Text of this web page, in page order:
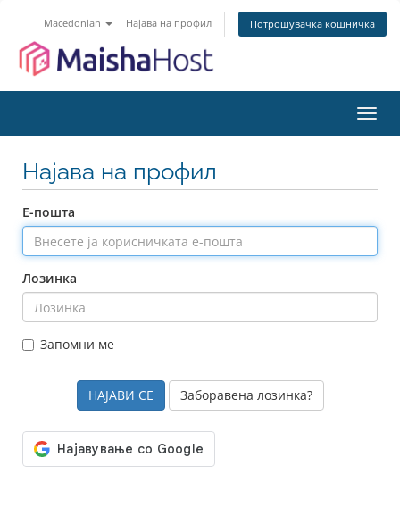
Macedonian Најава на профил Потрошувачка кошничка
ја
Најава на профил
Е-пошта
Лозинка
Запомни ме
Заборавена лозинка?